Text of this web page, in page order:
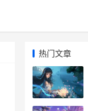
热门文章